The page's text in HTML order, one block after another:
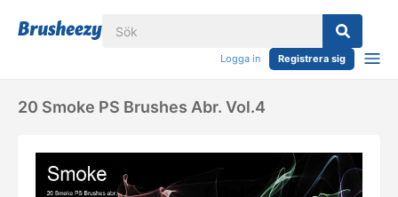
Logga in Registrera sig
20 Smoke PS Brushes Abr. Vol.4